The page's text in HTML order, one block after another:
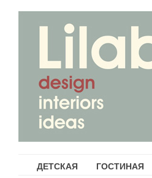
ДЕТСКАЯ ГОСТИНАЯ